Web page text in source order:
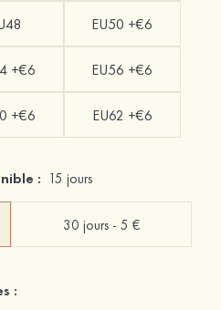
EU50 +€6
+€6 EU56 +€6
+€6 EU62 +€6
: 15 jours
30 jours - 5 €
: